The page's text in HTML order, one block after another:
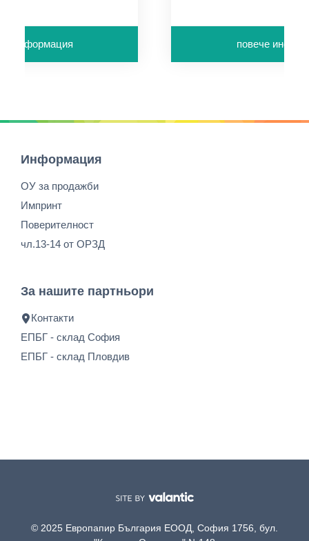
информация повече
Информация
ОУ за продажби
Импринт
Поверителност
чл.13-14 от ОРЗД
За нашите партньори
Контакти
ЕПБГ - склад София
ЕПБГ - склад Пловдив
© 2025 Европапир България ЕООД, София 1756, бул.